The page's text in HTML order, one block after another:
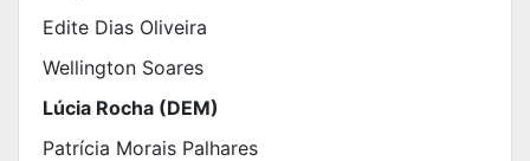
Edite Dias Oliveira
Wellington Soares
Lúcia Rocha (DEM)
Patrícia Morais Palhares